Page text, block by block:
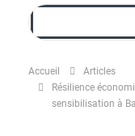
Accueil
Articles
Résilience
sensibilisation à